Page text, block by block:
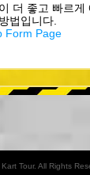
더 좋고 빠르게
법입니다.
Form Page
Tour. All Rights